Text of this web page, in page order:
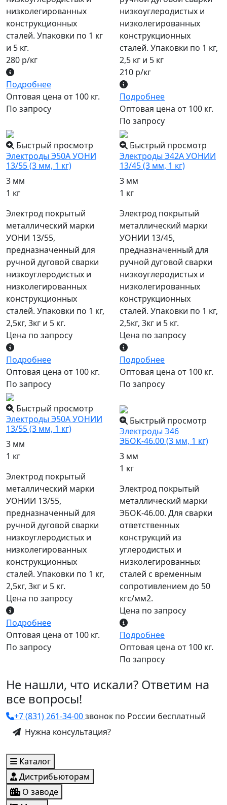
низколегированных
конструкционных
сталей. Упаковки по 1 кг
и 5 кг.
280 р/кг
Подробнее
Оптовая цена от 100 кг.
По запросу
низкоуглеродистых и
низколегированных
конструкционных
сталей. Упаковки по 1 кг,
2,5 кг и 5 кг
210 р/кг
Подробнее
Оптовая цена от 100 кг.
По запросу
Быстрый просмотр
Электроды Э50А УОНИ
13/55 (3 мм, 1 кг)
3 мм
1 кг
Электрод покрытый
металлический марки
УОНИ 13/55,
предназначенный для
ручной дуговой сварки
низкоуглеродистых и
низколегированных
конструкционных
сталей. Упаковки по 1 кг,
2,5кг, 3кг и 5 кг.
Цена по запросу
Подробнее
Оптовая цена от 100 кг.
По запросу
Быстрый просмотр
Электроды Э42А УОНИИ
13/45 (3 мм, 1 кг)
3 мм
1 кг
Электрод покрытый
металлический марки
УОНИИ 13/45,
предназначенный для
ручной дуговой сварки
низкоуглеродистых и
низколегированных
конструкционных
сталей. Упаковки по 1 кг,
2,5кг, 3кг и 5 кг.
Цена по запросу
Подробнее
Оптовая цена от 100 кг.
По запросу
Быстрый просмотр
Электроды Э50А УОНИИ
13/55 (3 мм, 1 кг)
3 мм
1 кг
Электрод покрытый
металлический марки
УОНИИ 13/55,
предназначенный для
ручной дуговой сварки
низкоуглеродистых и
низколегированных
конструкционных
сталей. Упаковки по 1 кг,
2,5кг, 3кг и 5 кг.
Цена по запросу
Подробнее
Оптовая цена от 100 кг.
По запросу
Быстрый просмотр
Электроды Э46
ЭБОК-46.00 (3 мм, 1 кг)
3 мм
1 кг
Электрод покрытый
металлический марки
ЭБОК-46.00. Для сварки
ответственных
конструкций из
углеродистых и
низколегированных
сталей с временным
сопротивлением до 50
кгс/мм2.
Цена по запросу
Подробнее
Оптовая цена от 100 кг.
По запросу
Не нашли, что искали? Ответим на
все вопросы!
+7 (831) 261-34-00звонок по России бесплатный
Нужна консультация?
Каталог
Дистрибьюторам
О заводе